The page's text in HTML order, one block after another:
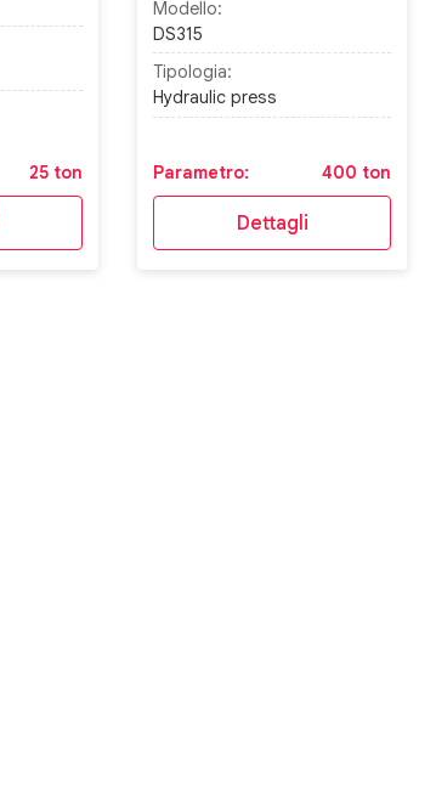
25 ton
Modello:
DS315
Tipologia:
Hydraulic press
Parametro: 400 ton
Dettagli